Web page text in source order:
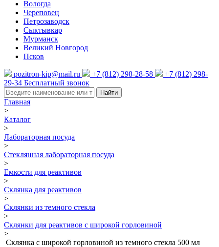
Вологда
Череповец
Петрозаводск
Сыктывкар
Мурманск
Великий Новгород
Псков
pozitron-kip@mail.ru +7 (812) 298-28-58
+7 (812) 298-
29-34 Бесплатный звонок
Найти
Главная
>
Каталог
>
Лабораторная посуда
>
Стеклянная лабораторная посуда
>
Емкости для реактивов
>
Склянка для реактивов
>
Склянки из темного стекла
>
Склянки для реактивов с широкой горловиной
>
Склянка с широкой горловиной из темного стекла 500 мл